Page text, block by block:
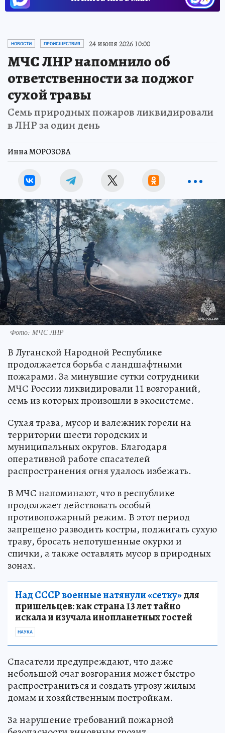
НОВОСТИ ПРОИСШЕСТВИЯ 24 июня 2026 10:00
МЧС ЛНР напомнило об
ответственности за поджог
сухой травы
Семь природных пожаров ликвидировали
в ЛНР за один день
Инна МОРОЗОВА
Фото: МЧС ЛНР
В Луганской Народной Республике
продолжается борьба с ландшафтными
пожарами. За минувшие сутки сотрудники
МЧС России ликвидировали 11 возгораний,
семь из которых произошли в экосистеме.
Сухая трава, мусор и валежник горели на
территории шести городских и
муниципальных округов. Благодаря
оперативной работе спасателей
распространения огня удалось избежать.
В МЧС напоминают, что в республике
продолжает действовать особый
противопожарный режим. В этот период
запрещено разводить костры, поджигать сухую
траву, бросать непотушенные окурки и
спички, а также оставлять мусор в природных
зонах.
Над СССР военные натянули «сетку»для
пришельцев: как страна 13 лет тайно
искала и изучала инопланетных гостей
НАУКА
Спасатели предупреждают, что даже
небольшой очаг возгорания может быстро
распространиться и создать угрозу жилым
домам и хозяйственным постройкам.
За нарушение требований пожарной